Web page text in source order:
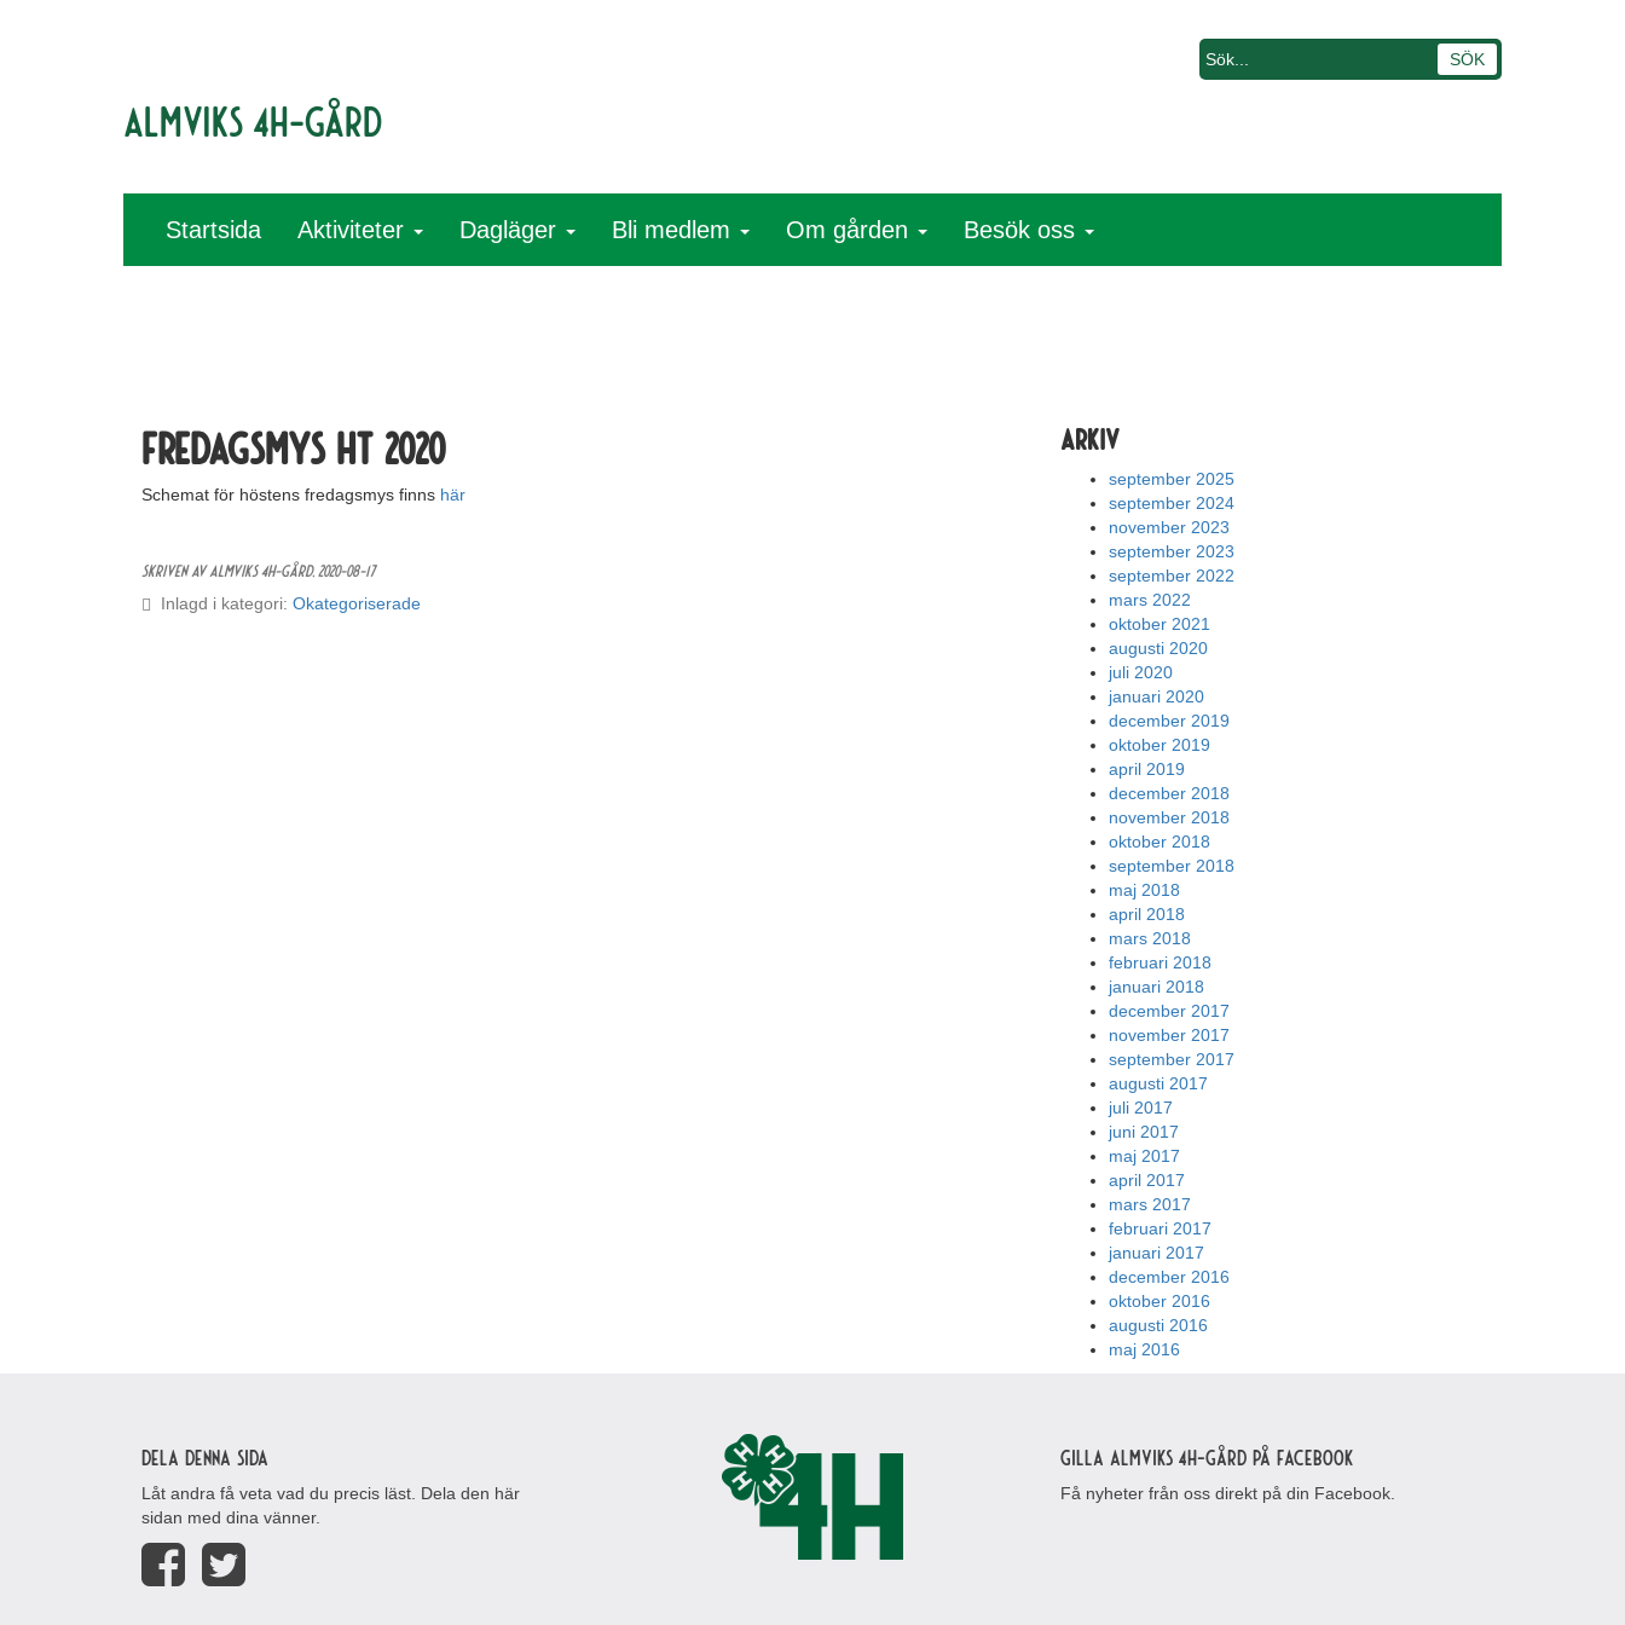
Almviks 4H-gård
Startsida Aktiviteter Dagläger Bli medlem Om gården Besök oss
Fredagsmys HT 2020
Schemat för höstens fredagsmys finns här
Skriven av Almviks 4H-gård,2020-08-17
Inlagd i kategori: Okategoriserade
Arkiv
september 2025
september 2024
november 2023
september 2023
september 2022
mars 2022
oktober 2021
augusti 2020
juli 2020
januari 2020
december 2019
oktober 2019
april 2019
december 2018
november 2018
oktober 2018
september 2018
maj 2018
april 2018
mars 2018
februari 2018
januari 2018
december 2017
november 2017
september 2017
augusti 2017
juli 2017
juni 2017
maj 2017
april 2017
mars 2017
februari 2017
januari 2017
december 2016
oktober 2016
augusti 2016
maj 2016
Dela denna sida
Låt andra få veta vad du precis läst. Dela den här
sidan med dina vänner.
Gilla Almviks 4H-gård på Facebook
Få nyheter från oss direkt på din Facebook.